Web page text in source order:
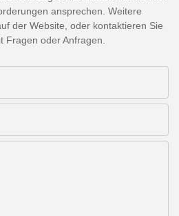
ansprechen. Weitere
der Website, oder kontaktieren Sie
Fragen oder Anfragen.